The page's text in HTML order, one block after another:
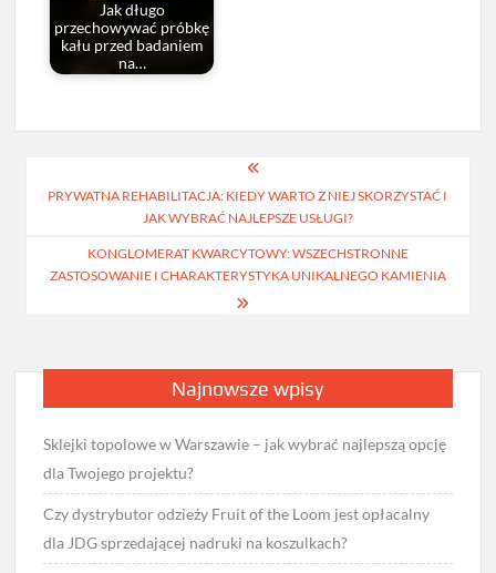
Jak długo
przechowywać próbkę
kału przed badaniem
na…
wpisu
PRYWATNA REHABILITACJA: KIEDY WARTO Z NIEJ SKORZYSTAĆ I
JAK WYBRAĆ NAJLEPSZE USŁUGI?
KONGLOMERAT KWARCYTOWY: WSZECHSTRONNE
ZASTOSOWANIE I CHARAKTERYSTYKA UNIKALNEGO KAMIENIA
Najnowsze wpisy
Sklejki topolowe w Warszawie – jak wybrać najlepszą opcję
dla Twojego projektu?
Czy dystrybutor odzieży Fruit of the Loom jest opłacalny
dla JDG sprzedającej nadruki na koszulkach?